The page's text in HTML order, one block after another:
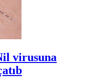
virusuna